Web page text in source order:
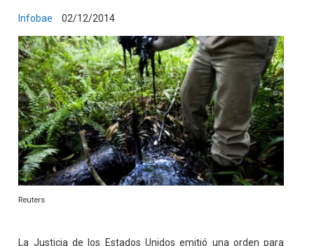
Infobae 02/12/2014
Reuters
La Justicia de los Estados Unidos emitió una orden para